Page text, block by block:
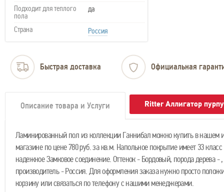
Подходит для теплого
пола
да
Страна Россия
Быстрая доставка Официальная
Описание товара и Услуги Ritter Аллигатор
Ламинированный пол из коллекции Ганнибал можно купить в нашем
магазине по цене 780 руб. за кв.м. Напольное покрытие имеет 33
надежное Замковое соединение. Оттенок - Бордовый, порода дерева - ,
производитель - Россия. Для оформления заказа нужно просто
корзину или связаться по телефону с нашими менеджерами.